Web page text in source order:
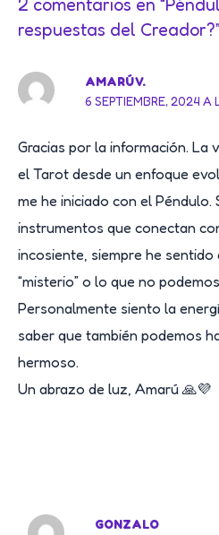
2 comentarios en
respuestas del
AMARÚ V.
6 SEPTIEMBRE, 2024 A
Gracias por la información. La
el Tarot desde un enfoque
me he iniciado con el Péndulo.
instrumentos que conectan
incosiente, siempre he
“misterio” o lo que no
Personalmente siento la
saber que también podemos
hermoso.
Un abrazo de luz, Amarú 🙏💜
GONZALO